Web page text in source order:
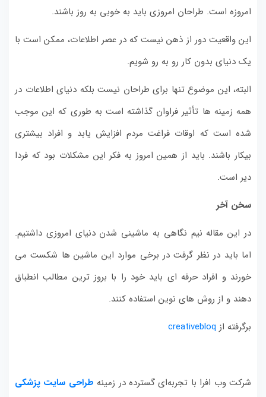
امروزه است. طراحان امروزی باید به خوبی به روز باشند.
این واقعیت دور از ذهن نیست که در عصر اطلاعات، ممکن است با
یک دنیای بدون کار رو به رو شویم.
البته، این موضوع تنها برای طراحان نیست بلکه دنیای اطلاعات در
همه زمینه ها تأثیر فراوان گذاشته است به طوری که این موجب
شده است که اوقات فراغت مردم افزایش یابد و افراد بیشتری
بیکار باشند. باید از همین امروز به فکر این مشکلات بود که فردا
دیر است.
سخن آخر
در این مقاله نیم نگاهی به ماشینی شدن دنیای امروزی داشتیم.
اما باید در نظر گرفت در برخی موارد این ماشین ها شکست می
خورند و افراد حرفه ای باید خود را با بروز ترین مطالب انطباق
دهند و از روش های نوین استفاده کنند.
برگرفته از creativebloq
شرکت وب افرا با تجربه‌ای گسترده در زمینه طراحی سایت پزشکی